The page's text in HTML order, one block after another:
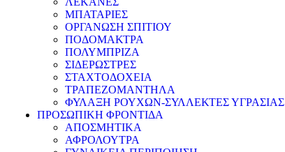
ΜΠΑΤΑΡΙΕΣ
ΟΡΓΑΝΩΣΗ ΣΠΙΤΙΟΥ
ΠΟΔΟΜΑΚΤΡΑ
ΠΟΛΥΜΠΡΙΖΑ
ΣΙΔΕΡΩΣΤΡΕΣ
ΣΤΑΧΤΟΔΟΧΕΙΑ
ΤΡΑΠΕΖΟΜΑΝΤΗΛΑ
ΦΥΛΑΞΗ ΡΟΥΧΩΝ-ΣΥΛΛΕΚΤΕΣ ΥΓΡΑΣΙΑΣ
ΠΡΟΣΩΠΙΚΗ ΦΡΟΝΤΙΔΑ
ΑΠΟΣΜΗΤΙΚΑ
ΑΦΡΟΛΟΥΤΡΑ